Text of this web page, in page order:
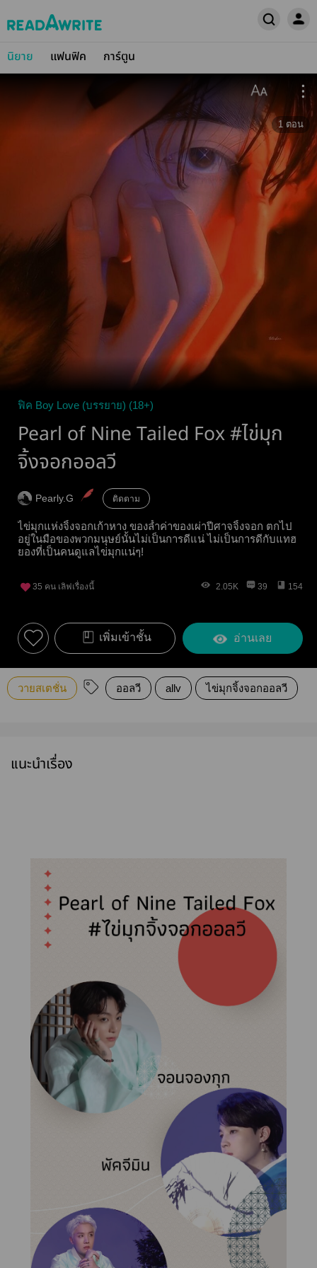
นิยาย แฟนฟิค การ์ตูน
1 ตอน
ฟิค Boy Love (บรรยาย) (18+)
Pearl of Nine Tailed Fox #ไข่มุก
จิ้งจอกออลวี
Pearly.G ติดตาม
ไข่มุกแห่งจิ้งจอกเก้าหาง ของล้ำค่าของเผ่าปีศาจจิ้งจอก ตกไป
อยู่ในมือของพวกมนุษย์นั้นไม่เป็นการดีแน่ ไม่เป็นการดีกับแทฮ
ยองที่เป็นคนดูแลไข่มุกแน่ๆ!
35 คน เลิฟเรื่องนี้ 2.05K 39 154
เพิ่มเข้าชั้น อ่านเลย
วายสเตชั่น ออลวี allv ไข่มุกจิ้งจอกออลวี
แนะนำเรื่อง